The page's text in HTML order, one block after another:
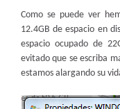
Como se puede ver
12.4GB de espacio en
espacio ocupado de
evitado que se escriba
estamos alargando su